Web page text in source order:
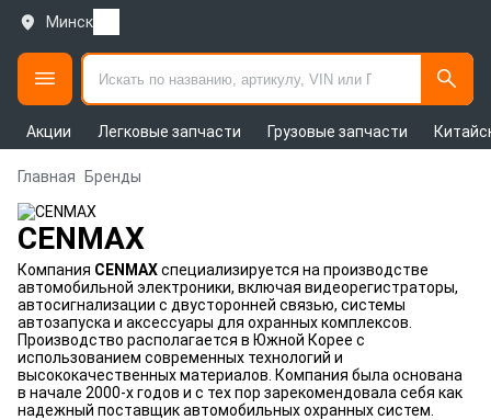
Минск
Акции Легковые запчасти Грузовые запчасти
Главная Бренды
CENMAX
Компания CENMAXспециализируется на производстве
автомобильной электроники, включая видеорегистраторы,
автосигнализации с двусторонней связью, системы
автозапуска и аксессуары для охранных комплексов.
Производство располагается в Южной Корее с
использованием современных технологий и
высококачественных материалов. Компания была основана
в начале 2000-х годов и с тех пор зарекомендовала себя как
надежный поставщик автомобильных охранных систем.